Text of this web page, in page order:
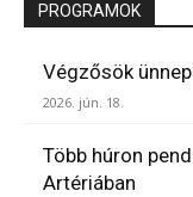
PROGRAMOK
Végzősök
2026. jún. 18.
Több húron
Artériában